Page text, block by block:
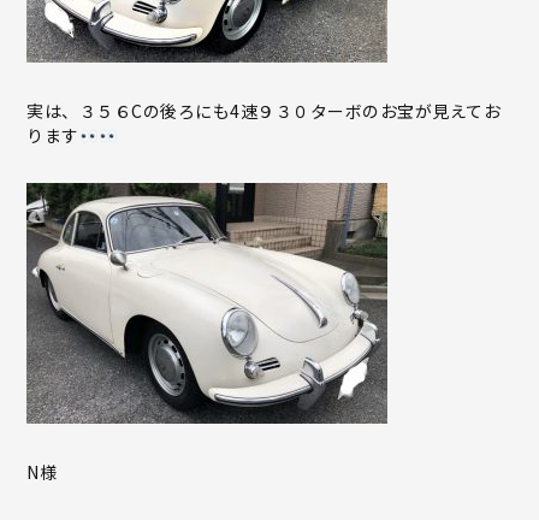
実は、３５６Cの後ろにも4速９３０ターボのお宝が見えてお
ります
N様